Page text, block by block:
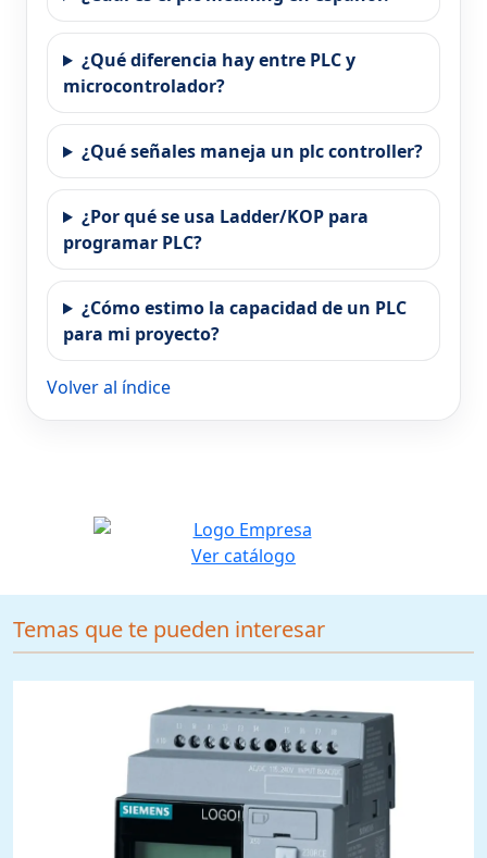
¿Qué diferencia hay entre PLC y
microcontrolador?
¿Qué señales maneja un plc controller?
¿Por qué se usa Ladder/KOP para
programar PLC?
¿Cómo estimo la capacidad de un PLC
para mi proyecto?
Volver al índice
Ver catálogo
Temas que te pueden interesar